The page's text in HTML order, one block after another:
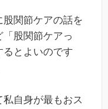
関節ケアの話を
股関節ケアっ
とよいのです
自身が最もおス